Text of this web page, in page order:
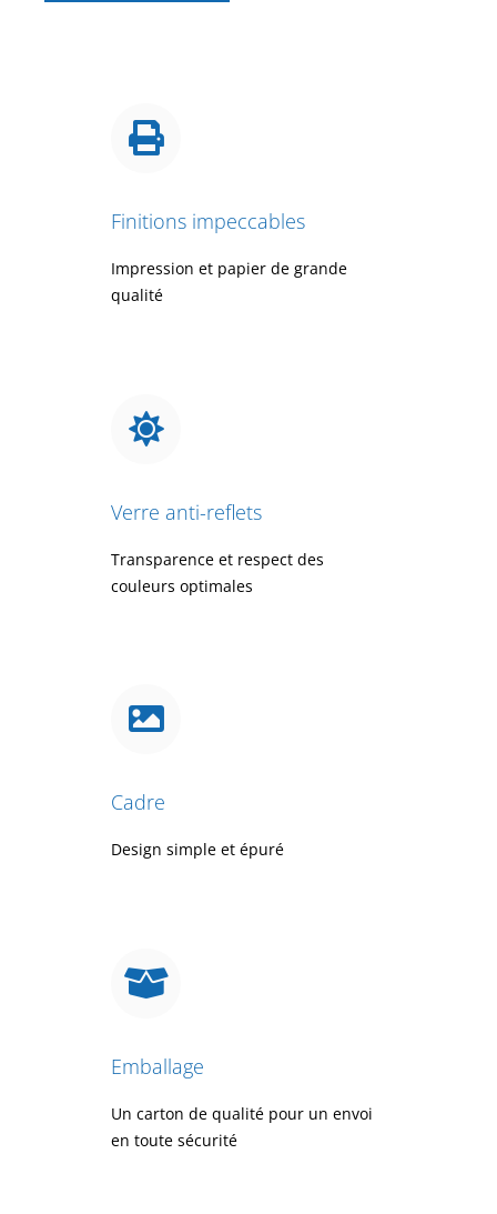
Finitions impeccables
Impression et papier de grande
qualité
Verre anti-reflets
Transparence et respect des
couleurs optimales
Cadre
Design simple et épuré
Emballage
Un carton de qualité pour un envoi
en toute sécurité